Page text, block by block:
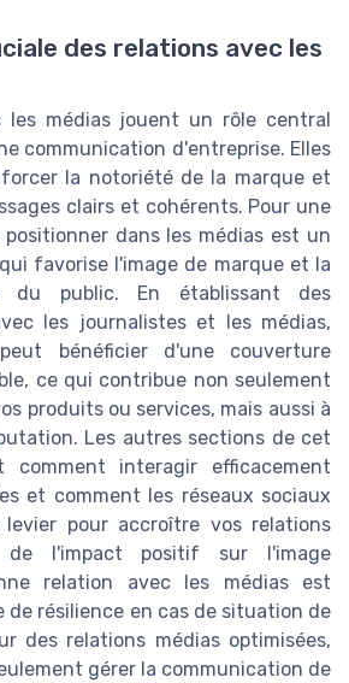
des relations avec les
les médias jouent un rôle central
communication d'entreprise. Elles
la notoriété de la marque et
clairs et cohérents. Pour une
dans les médias est un
favorise l'image de marque et la
du public. En établissant des
les journalistes et les médias,
bénéficier d'une couverture
ce qui contribue non seulement
produits ou services, mais aussi à
Les autres sections de cet
comment interagir efficacement
et comment les réseaux sociaux
pour accroître vos relations
de l'impact positif sur l'image
relation avec les médias est
de résilience en cas de situation de
des relations médias optimisées,
gérer la communication de